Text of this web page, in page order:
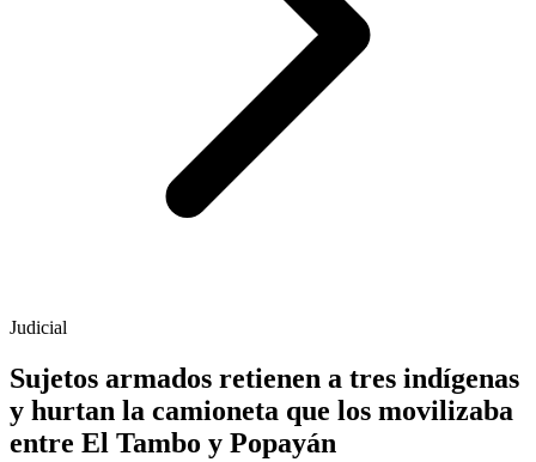
Judicial
Sujetos armados retienen a tres indígenas
y hurtan la camioneta que los movilizaba
entre El Tambo y Popayán